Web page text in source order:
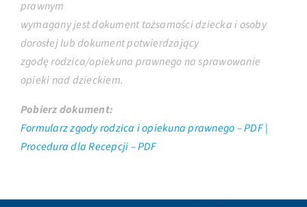
prawnym
wymagany jest dokument tożsamości dziecka i osoby
dorosłej lub dokument potwierdzający
zgodę rodzica/opiekuna prawnego na sprawowanie
opieki nad dzieckiem.
Pobierz dokument:
Formularz zgody rodzica i opiekuna prawnego – PDF |
Procedura dla Recepcji – PDF